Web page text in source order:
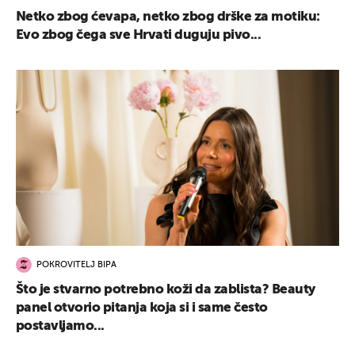
Netko zbog ćevapa, netko zbog drške za motiku:
Evo zbog čega sve Hrvati duguju pivo...
POKROVITELJ BIPA
Što je stvarno potrebno koži da zablista? Beauty
panel otvorio pitanja koja si i same često
postavljamo...